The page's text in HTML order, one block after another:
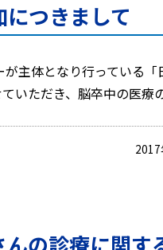
つきまして
主体となり行っている「
いただき、脳卒中の医
の診療に関す